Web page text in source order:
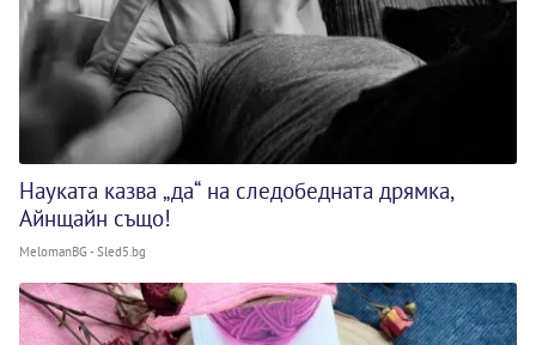
Науката казва „да“ на следобедната дрямка,
Айнщайн също!
MelomanBG - Sled5.bg